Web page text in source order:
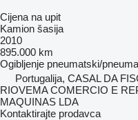
Cijena na upit
Kamion šasija
2010
895.000 km
Ogibljenje pneumatski/
Portugalija, CASAL DA
RIOVEMA COMERCIO E
MAQUINAS LDA
Kontaktirajte prodavca